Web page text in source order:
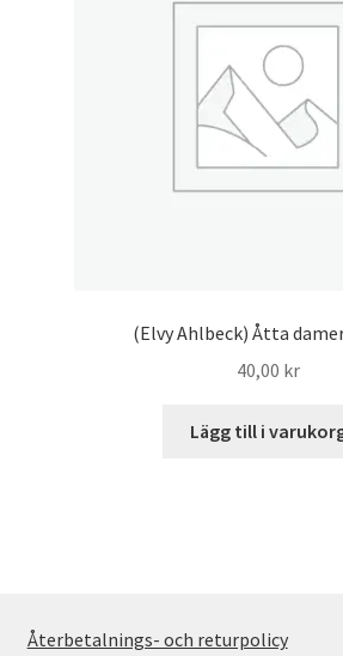
(Elvy Ahlbeck) Åtta
40,00 kr
Lägg till i
Återbetalnings- och returpolicy